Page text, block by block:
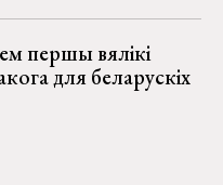
першы вялікі
для беларускіх